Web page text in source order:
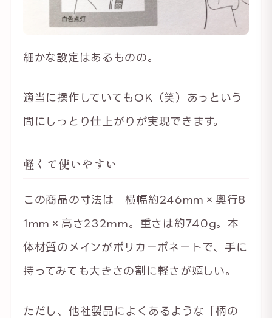
細かな設定はあるものの。
適当に操作していてもOK（笑）あっという
間にしっとり仕上がりが実現できます。
軽くて使いやすい
この商品の寸法は 横幅約246mm×奥行8
1mm×高さ232mm。重さは約740g。本
体材質のメインがポリカーボネートで、手に
持ってみても大きさの割に軽さが嬉しい。
ただし、他社製品によくあるような「柄の